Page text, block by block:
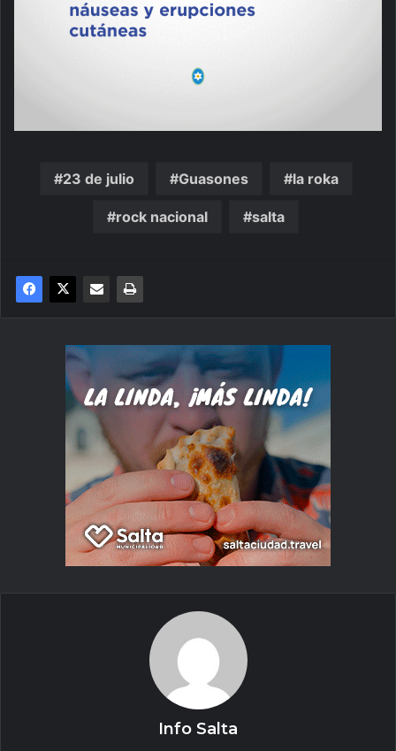
23 de julio Guasones la roka
rock nacional salta
Info Salta